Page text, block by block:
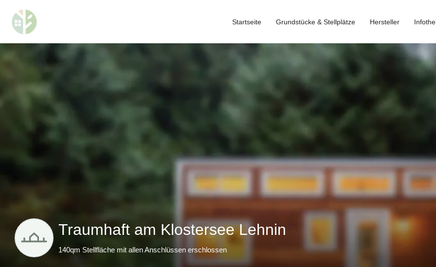
Startseite Grundstücke & Stellplätze Hersteller
Traumhaft am Klostersee Lehnin
140qm Stellfläche mit allen Anschlüssen erschlossen